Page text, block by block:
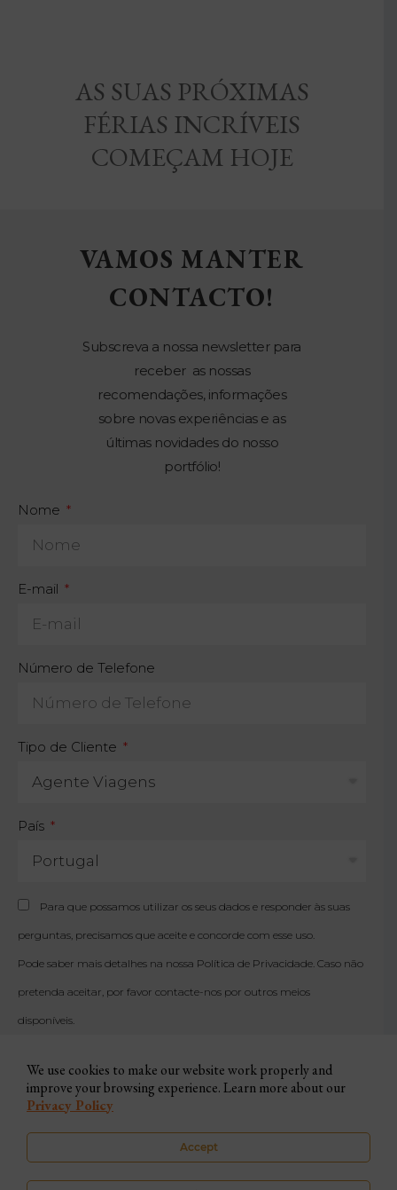
AS SUAS PRÓXIMAS
FÉRIAS INCRÍVEIS
COMEÇAM HOJE
VAMOS MANTER
CONTACTO!
Subscreva a nossa newsletter para
receber as nossas
recomendações, informações
sobre novas experiências e as
últimas novidades do nosso
portfólio!
Nome
E-mail
Número de Telefone
Tipo de Cliente
País
Para que possamos utilizar os seus dados e responder às suas
perguntas, precisamos que aceite e concorde com esse uso.
Pode saber mais detalhes na nossa Política de Privacidade . Caso não
pretenda aceitar, por favor contacte-nos por outros meios
disponíveis.
SUBSCREVER
We use cookies to make our website work properly and
improve your browsing experience. Learn more about our
Privacy Policy
Accept